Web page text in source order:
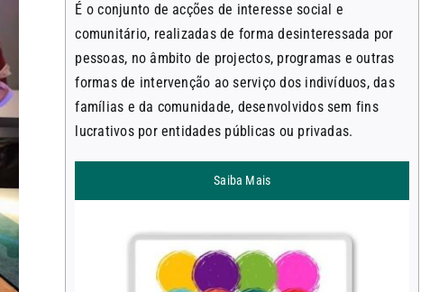
É o conjunto de acções de interesse social e
comunitário, realizadas de forma desinteressada por
pessoas, no âmbito de projectos, programas e outras
formas de intervenção ao serviço dos indivíduos, das
famílias e da comunidade, desenvolvidos sem fins
lucrativos por entidades públicas ou privadas.
Saiba Mais